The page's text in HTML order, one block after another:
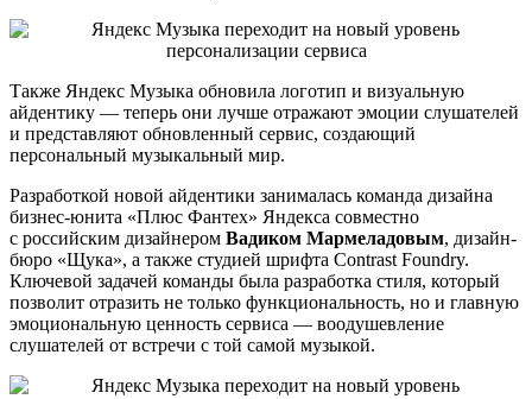
Также Яндекс Музыка обновила логотип и визуальную
айдентику — теперь они лучше отражают эмоции слушателей
и представляют обновленный сервис, создающий
персональный музыкальный мир.
Разработкой новой айдентики занималась команда дизайна
бизнес-юнита «Плюс Фантех» Яндекса совместно
с российским дизайнером Вадиком Мармеладовым, дизайн-
бюро «Щука», а также студией шрифта Contrast Foundry.
Ключевой задачей команды была разработка стиля, который
позволит отразить не только функциональность, но и главную
эмоциональную ценность сервиса — воодушевление
слушателей от встречи с той самой музыкой.